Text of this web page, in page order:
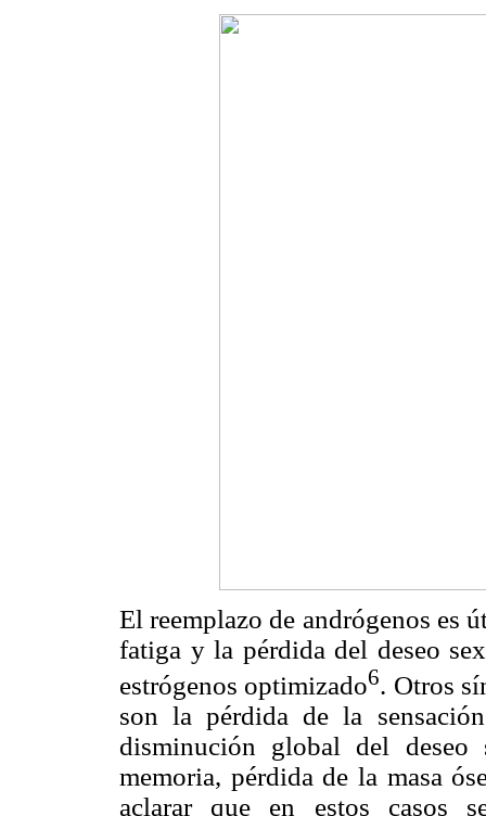
El reemplazo de andrógenos es
fatiga y la pérdida del deseo
estrógenos optimizado6. Otros
son la pérdida de la
disminución global del
memoria, pérdida de la masa
aclarar que en estos casos